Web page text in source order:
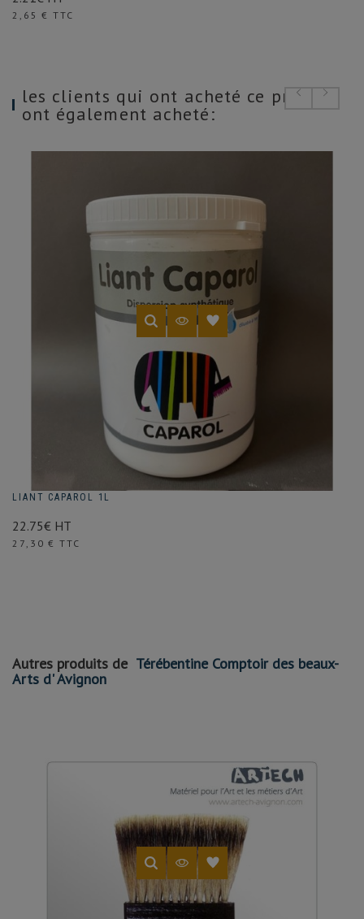
Prix
2,65 € TTC
les clients qui ont acheté ce produit
ont également acheté:
LIANT CAPAROL 1L
22.75€ HT
Prix
27,30 € TTC
Autres produits de Térébentine Comptoir des beaux-
Arts d' Avignon